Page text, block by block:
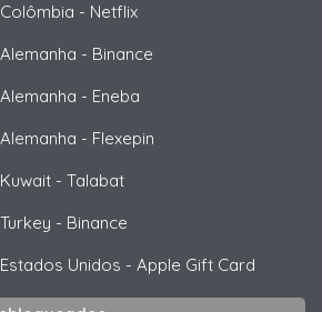
- Netflix
- Binance
- Eneba
- Flexepin
- Talabat
- Binance
Unidos - Apple Gift Card